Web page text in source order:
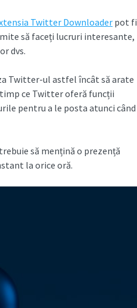
Twitter Downloaderpot fi
să faceți lucruri interesante,
dvs.
Twitter-ul astfel încât să arate
ce Twitter oferă funcții
pentru a le posta atunci când
să mențină o prezență
la orice oră.